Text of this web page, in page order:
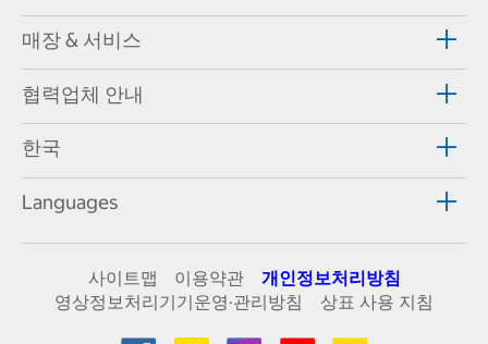
매장 & 서비스
협력업체 안내
한국
Languages
사이트맵 이용약관
개인정보처리방침
영상정보처리기기운영·관리방침
상표 사용 지침